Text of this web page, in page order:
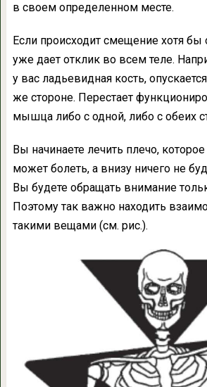
в своем определенном месте.
Если происходит смещение хотя бы
уже дает отклик во всем теле.
у вас ладьевидная кость,
же стороне. Перестает
мышца либо с одной, либо с обеих
Вы начинаете лечить плечо,
может болеть, а внизу ничего не
Вы будете обращать внимание
Поэтому так важно находить
такими вещами (см. рис.).